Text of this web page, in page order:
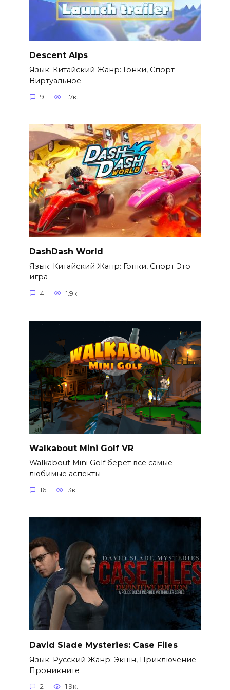
Descent Alps
Язык: Китайский Жанр: Гонки, Спорт
Виртуальное
9 1.7к.
DashDash World
Язык: Китайский Жанр: Гонки, Спорт Это
игра
4 1.9к.
Walkabout Mini Golf VR
Walkabout Mini Golf берет все самые
любимые аспекты
16 3к.
David Slade Mysteries: Case Files
Язык: Русский Жанр: Экшн, Приключение
Проникните
2 1.9к.